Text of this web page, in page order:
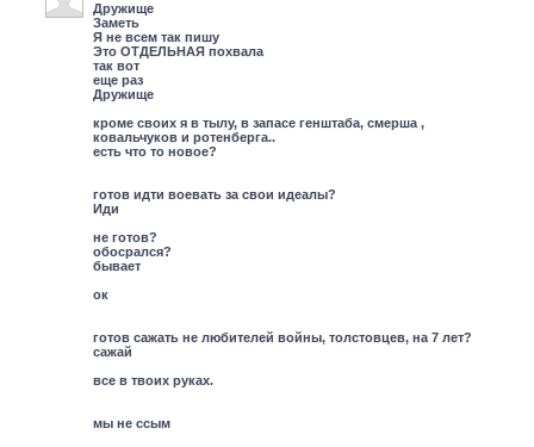
Дружище
Заметь
Я не всем так пишу
Это ОТДЕЛЬНАЯ похвала
так вот
еще раз
Дружище
кроме своих я в тылу, в запасе генштаба, смерша ,
ковальчуков и ротенберга..
есть что то новое?
готов идти воевать за свои идеалы?
Иди
не готов?
обосрался?
бывает
ок
готов сажать не любителей войны, толстовцев, на 7 лет?
сажай
все в твоих руках.
мы не ссым